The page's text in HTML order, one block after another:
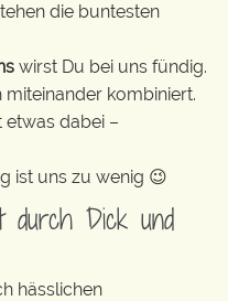
die buntesten
wirst Du bei uns fündig.
miteinander kombiniert.
etwas dabei –
ist uns zu wenig 😉
durch Dick und
hässlichen